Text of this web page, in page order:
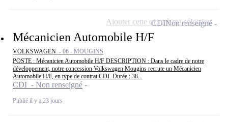
Mécanicien Automobile H/F
VOLKSWAGEN - 06 - MOUGINS
POSTE : Mécanicien Automobile H/F DESCRIPTION : Dans le cadre de notre
développement, notre concession Volkswagen Mougins recrute un Mécanicien
Automobile H/F, en type de contrat CDI. Durée : 38...
CDI - Non renseigné
Publié il y a 23 jours
CDINon renseigné
Ajouter cette offre à ma sélection